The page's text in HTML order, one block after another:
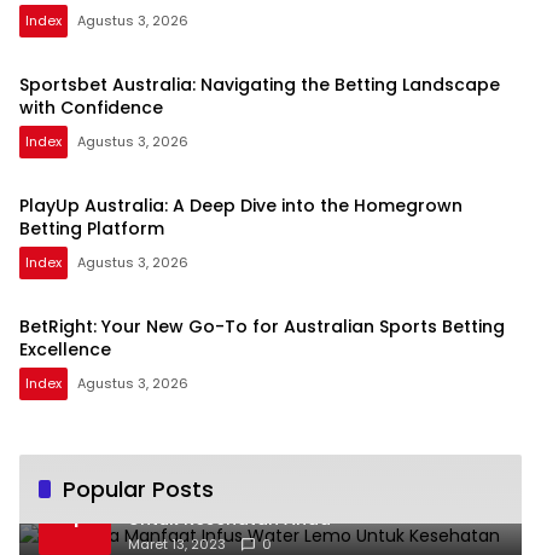
Index Agustus 3, 2026
Sportsbet Australia: Navigating the Betting Landscape
with Confidence
Index Agustus 3, 2026
PlayUp Australia: A Deep Dive into the Homegrown
Betting Platform
Index Agustus 3, 2026
BetRight: Your New Go-To for Australian Sports Betting
Excellence
Index Agustus 3, 2026
Popular Posts
1
Beberapa Manfaat Infus Water Lemo
Untuk Kesehatan Anda
Maret 13, 2023 0